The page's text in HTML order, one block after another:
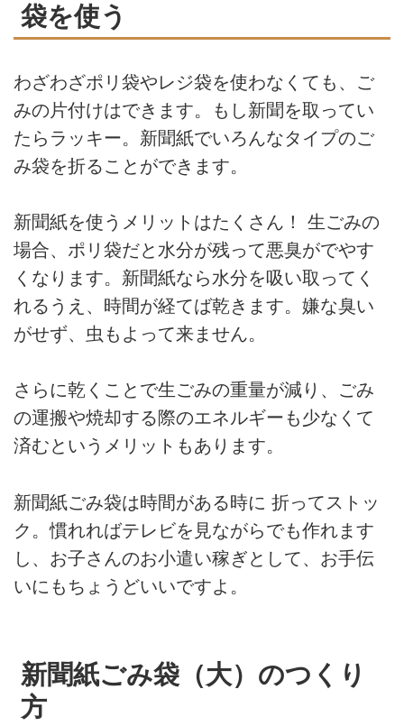
袋を使う
わざわざポリ袋やレジ袋を使わなくても、ご
みの片付けはできます。もし新聞を取ってい
たらラッキー。新聞紙でいろんなタイプのご
み袋を折ることができます。
新聞紙を使うメリットはたくさん！ 生ごみの
場合、ポリ袋だと水分が残って悪臭がでやす
くなります。新聞紙なら水分を吸い取ってく
れるうえ、時間が経てば乾きます。嫌な臭い
がせず、虫もよって来ません。
さらに乾くことで生ごみの重量が減り、ごみ
の運搬や焼却する際のエネルギーも少なくて
済むというメリットもあります。
新聞紙ごみ袋は時間がある時に 折ってストッ
ク。慣れればテレビを見ながらでも作れます
し、お子さんのお小遣い稼ぎとして、お手伝
いにもちょうどいいですよ。
新聞紙ごみ袋（大）のつくり
方